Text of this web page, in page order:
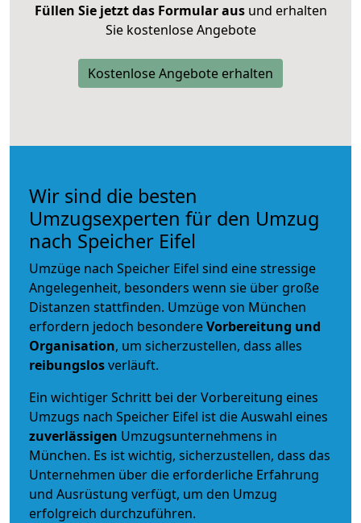
Füllen Sie jetzt das Formular ausund erhalten
Sie kostenlose Angebote
Kostenlose Angebote erhalten
Wir sind die besten
Umzugsexperten für den Umzug
nach Speicher Eifel
Umzüge nach Speicher Eifel sind eine stressige
Angelegenheit, besonders wenn sie über große
Distanzen stattfinden. Umzüge von München
erfordern jedoch besondereVorbereitung und
Organisation, um sicherzustellen, dass alles
reibungslosverläuft.
Ein wichtiger Schritt bei der Vorbereitung eines
Umzugs nach Speicher Eifel ist die Auswahl eines
zuverlässigen Umzugsunternehmens in
München. Es ist wichtig, sicherzustellen, dass das
Unternehmen über die erforderliche Erfahrung
und Ausrüstung verfügt, um den Umzug
erfolgreich durchzuführen.